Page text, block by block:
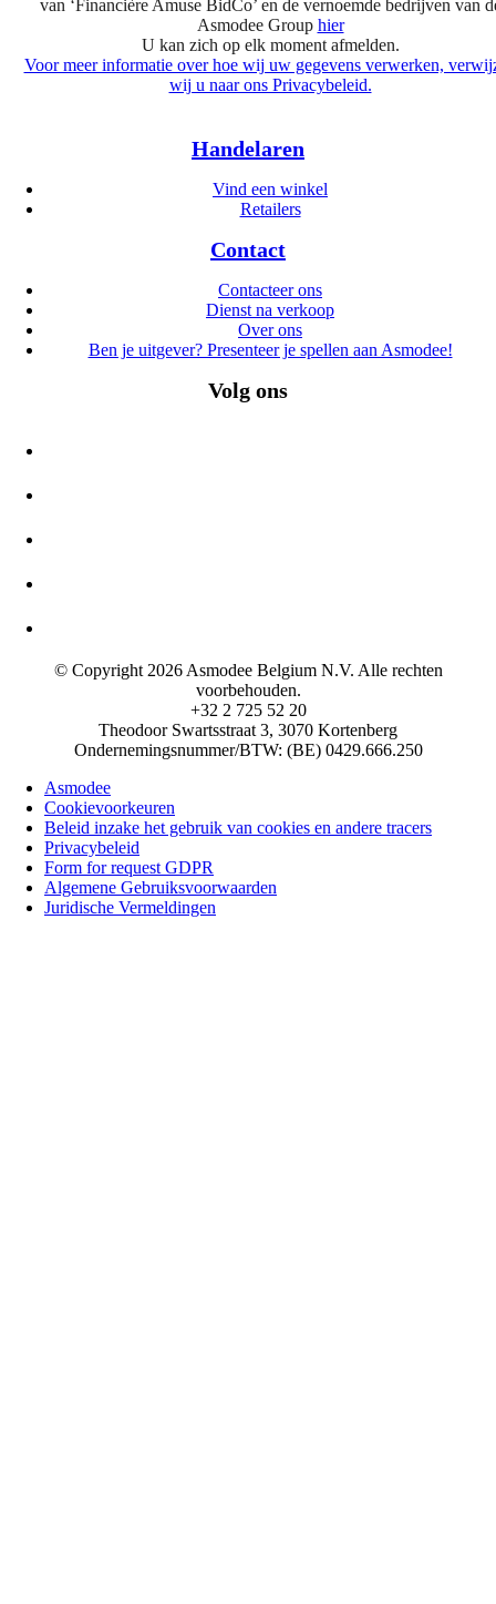
van ‘Financière Amuse BidCo’ en de vernoemde bedrijven van
Asmodee Group hier
U kan zich op elk moment afmelden.
Voor meer informatie over hoe wij uw gegevens verwerken,
wij u naar ons Privacybeleid.
Handelaren
Vind een winkel
Retailers
Contact
Contacteer ons
Dienst na verkoop
Over ons
Ben je uitgever? Presenteer je spellen aan Asmodee!
Volg ons
© Copyright 2026 Asmodee Belgium N.V. Alle rechten
voorbehouden.
+32 2 725 52 20
Theodoor Swartsstraat 3, 3070 Kortenberg
Ondernemingsnummer/BTW: (BE) 0429.666.250
Asmodee
Cookievoorkeuren
Beleid inzake het gebruik van cookies en andere tracers
Privacybeleid
Form for request GDPR
Algemene Gebruiksvoorwaarden
Juridische Vermeldingen